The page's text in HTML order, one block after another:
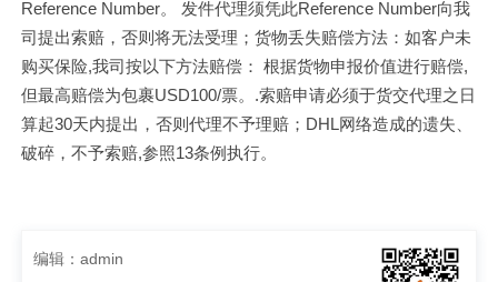
Reference Number。 发件代理须凭此Reference Number向我
司提出索赔，否则将无法受理；货物丢失赔偿方法：如客户未
购买保险,我司按以下方法赔偿： 根据货物申报价值进行赔偿,
但最高赔偿为包裹USD100/票。.索赔申请必须于货交代理之日
算起30天内提出，否则代理不予理赔；DHL网络造成的遗失、
破碎，不予索赔,参照13条例执行。
编辑：admin